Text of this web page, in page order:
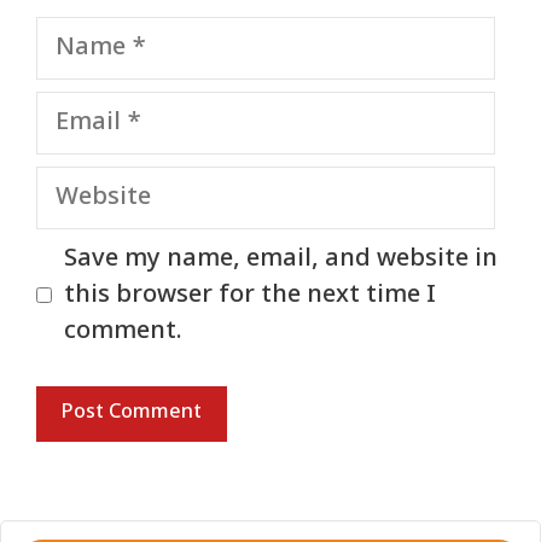
Name
Email
Website
Save my name, email, and website in
this browser for the next time I
comment.